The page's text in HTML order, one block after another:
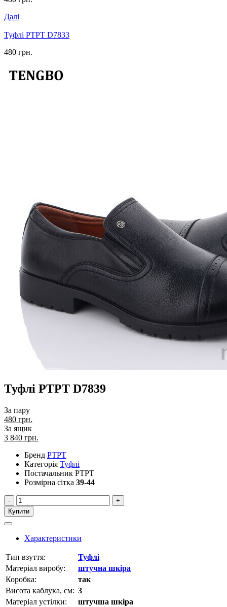
Далі
Туфлі PTPT D7833
480 грн.
Туфлі PTPT D7839
За пару
480 грн.
За ящик
3 840 грн.
Бренд PTPT
Категорія Туфлі
Постачальник PTPT
Розмірна сітка 39-44
-
+
Купити
Характеристики
Тип взуття:
Туфлі
Матеріал виробу:
штучна шкіра
Коробка:
так
Висота каблука, см: 3
Матеріал устілки:
штучша шкіра